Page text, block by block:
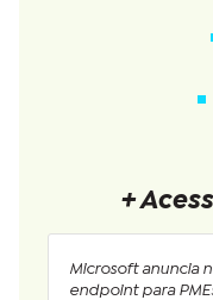
+
Microsoft anuncia
endpoint para